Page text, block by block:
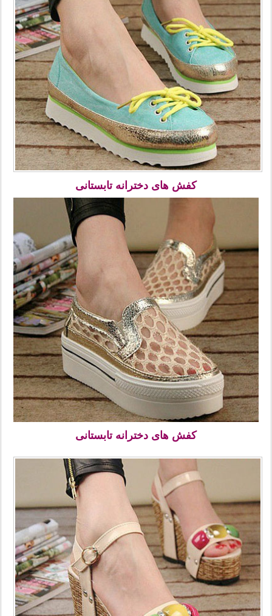
کفش های دخترانه تابستانی
کفش های دخترانه تابستانی